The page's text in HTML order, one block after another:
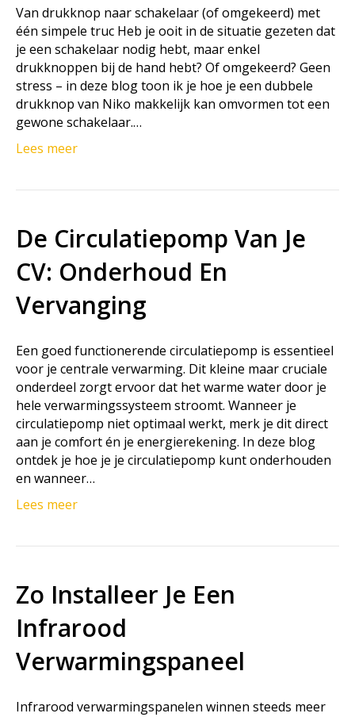
Van drukknop naar schakelaar (of omgekeerd) met
één simpele truc Heb je ooit in de situatie gezeten dat
je een schakelaar nodig hebt, maar enkel
drukknoppen bij de hand hebt? Of omgekeerd? Geen
stress – in deze blog toon ik je hoe je een dubbele
drukknop van Niko makkelijk kan omvormen tot een
gewone schakelaar.…
Lees meer
De Circulatiepomp Van Je
CV: Onderhoud En
Vervanging
Een goed functionerende circulatiepomp is essentieel
voor je centrale verwarming. Dit kleine maar cruciale
onderdeel zorgt ervoor dat het warme water door je
hele verwarmingssysteem stroomt. Wanneer je
circulatiepomp niet optimaal werkt, merk je dit direct
aan je comfort én je energierekening. In deze blog
ontdek je hoe je je circulatiepomp kunt onderhouden
en wanneer…
Lees meer
Zo Installeer Je Een
Infrarood
Verwarmingspaneel
Infrarood verwarmingspanelen winnen steeds meer